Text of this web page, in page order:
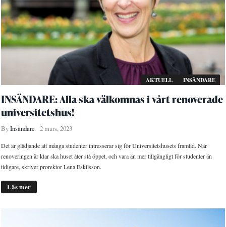
AKTUELL INSÄNDARE
INSÄNDARE: Alla ska välkomnas i vårt renoverade
universitetshus!
ByInsändare 2 mars, 2023
Det är glädjande att många studenter intresserar sig för Universitetshusets framtid. När
renoveringen är klar ska huset åter stå öppet, och vara än mer tillgängligt för studenter än
tidigare, skriver prorektor Lena Eskilsson.
Läs mer